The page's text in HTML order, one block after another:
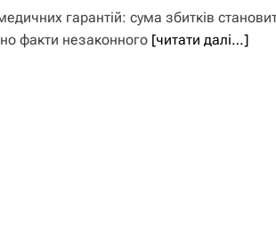
гарантій: сума збитків
факти незаконного [читати далі…]